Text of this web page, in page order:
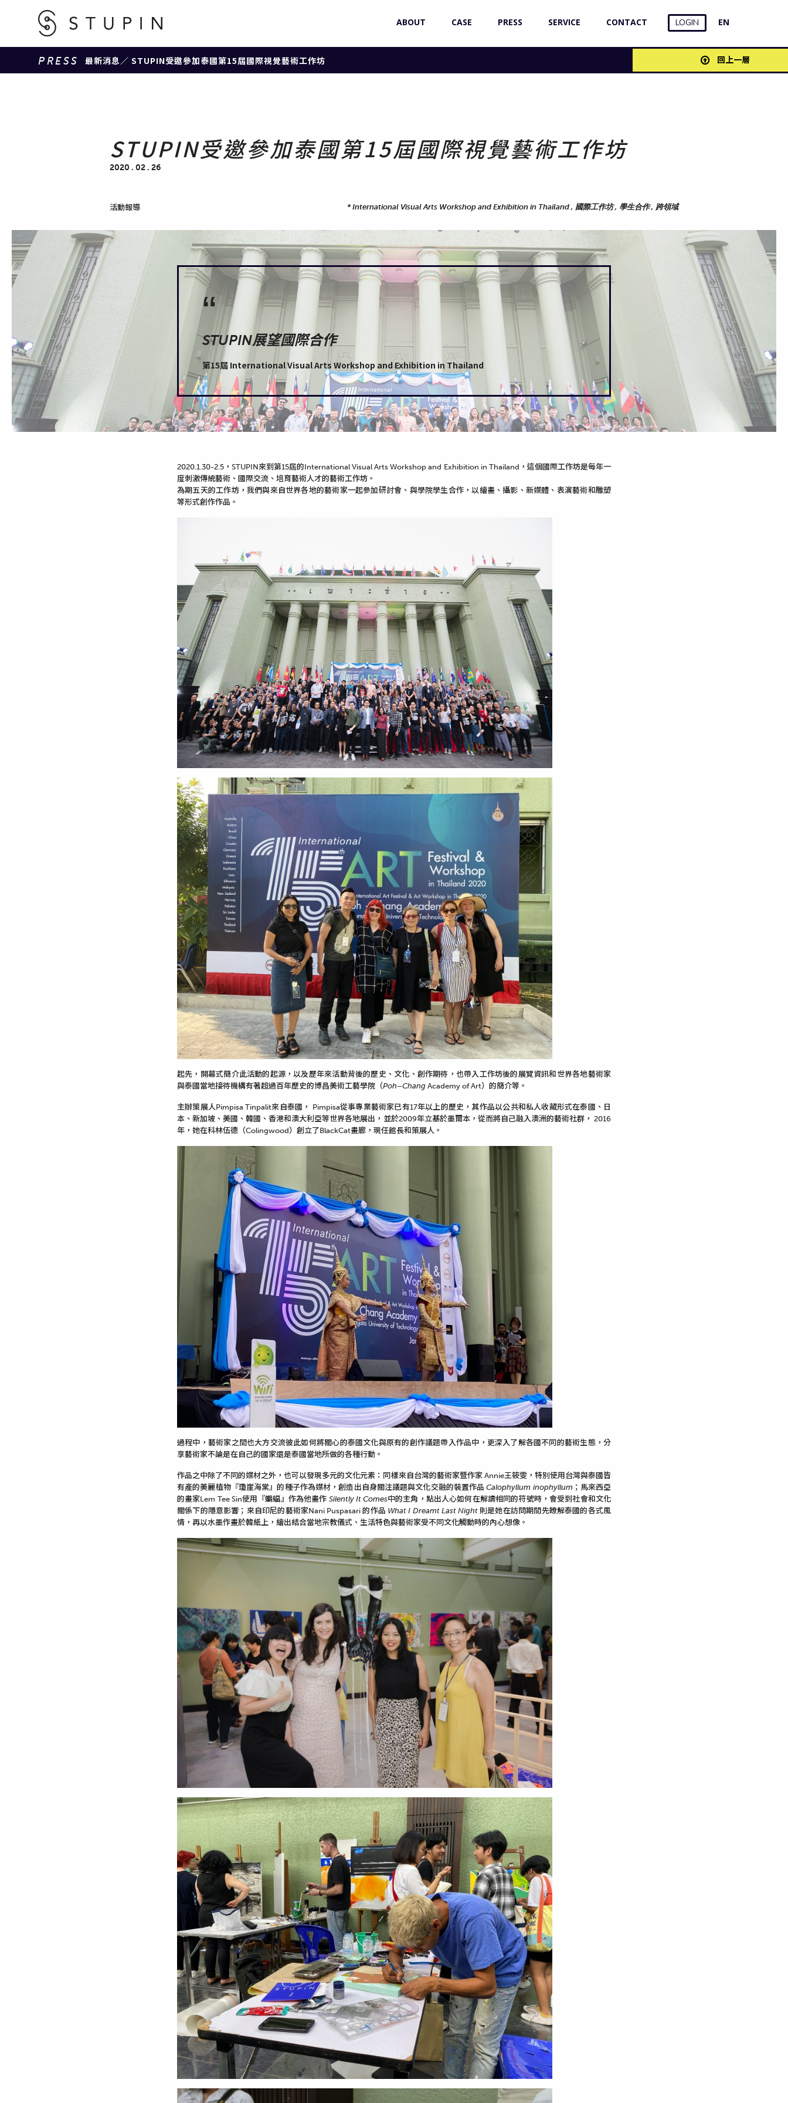
ABOUT CASE PRESS SERVICE CONTACT LOGIN EN
PRESS 最新消息／ STUPIN受邀參加泰國第15屆國際視覺藝術工作坊 回上一層
STUPIN受邀參加泰國第15屆國際視覺藝術工作坊
2020 . 02 . 26
活動報導 * International Visual Arts Workshop and Exhibition in Thailand , 國際工作坊 , 學生合作 , 跨領域
“
STUPIN展望國際合作
第15屆 International Visual Arts Workshop and Exhibition in Thailand
2020.1.30-2.5，STUPIN來到第15屆的International Visual Arts Workshop and Exhibition in Thailand ，這個國際工作坊是每年一
度刺激傳統藝術、國際交流、培育藝術人才的藝術工作坊。
為期五天的工作坊，我們與來自世界各地的藝術家一起參加研討會、與學院學生合作，以繪畫、攝影、新媒體、表演藝術和雕塑
等形式創作作品 。
起先，開幕式簡介此活動的起源，以及歷年來活動背後的歷史、文化、創作期待，也帶入工作坊後的展覽資訊和世界各地藝術家
與泰國當地接待機構有著超過百年歷史的博昌美術工藝學院（Poh–Chang Academy of Art）的簡介等。
主辦策展人Pimpisa Tinpalit來自泰國， Pimpisa從事專業藝術家已有17年以上的歷史，其作品以公共和私人收藏形式在泰國、日
本、新加坡、美國、韓國、香港和澳大利亞等世界各地展出，並於2009年立基於墨爾本，從而將自己融入澳洲的藝術社群， 2016
年，她在科林伍德（Colingwood）創立了BlackCat畫廊，現任館長和策展人。
過程中，藝術家之間也大方交流彼此如何將關心的泰國文化與原有的創作議題帶入作品中，更深入了解各國不同的藝術生態，分
享藝術家不論是在自己的國家還是泰國當地所做的各種行動。
作品之中除了不同的媒材之外，也可以發現多元的文化元素：同樣來自台灣的藝術家暨作家 Annie王筱雯，特別使用台灣與泰國皆
有產的美麗植物『瓊崖海棠』的種子作為媒材，創造出自身關注議題與文化交融的裝置作品Calophyllum inophyllum ；馬來西亞
的畫家Lem Tee Sin使用『蝙蝠』作為他畫作 Silently It Comes中的主角，點出人心如何在解讀相同的符號時，會受到社會和文化
關係下的隱意影響；來自印尼的藝術家Nani Puspasari 的作品 What I Dreamt Last Night 則是她在訪問期間先瞭解泰國的各式風
情，再以水墨作畫於韓紙上，繪出結合當地宗教儀式、生活特色與藝術家受不同文化觸動時的內心想像。